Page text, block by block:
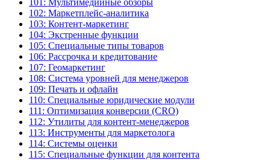
101: Мультимедийные обзоры
102: Маркетплейс-аналитика
103: Контент-маркетинг
104: Экстренные функции
105: Специальные типы товаров
106: Рассрочка и кредитование
107: Геомаркетинг
108: Система уровней для менеджеров
109: Печать и офлайн
110: Специальные юридические модули
111: Оптимизация конверсии (CRO)
112: Утилиты для контент-менеджеров
113: Инструменты для маркетолога
114: Системы оценки
115: Специальные функции для контента